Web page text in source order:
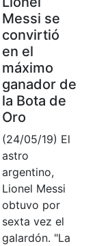
Messi se
convirtió
en el
máximo
ganador de
la Bota de
Oro
(24/05/19) El
astro
argentino,
Lionel Messi
obtuvo por
sexta vez el
galardón. "La